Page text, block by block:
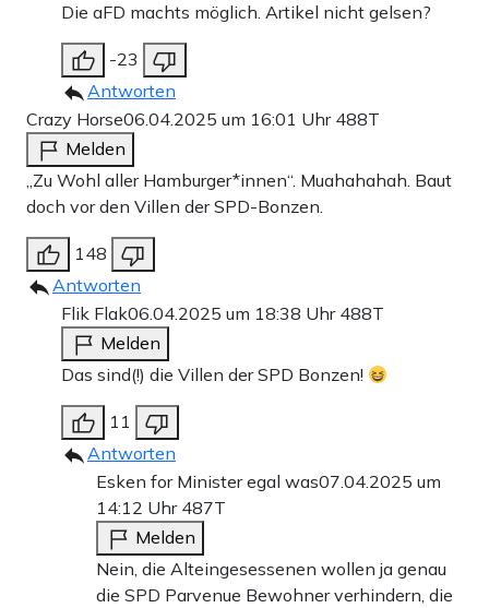
Die aFD machts möglich. Artikel nicht gelsen?
-23
Antworten
Crazy Horse06.04.2025 um 16:01 Uhr 488T
Melden
„Zu Wohl aller Hamburger*innen“. Muahahahah. Baut
doch vor den Villen der SPD-Bonzen.
148
Antworten
Flik Flak06.04.2025 um 18:38 Uhr 488T
Melden
Das sind(!) die Villen der SPD Bonzen!
11
Antworten
Esken for Minister egal was07.04.2025 um
14:12 Uhr 487T
Melden
Nein, die Alteingesessenen wollen ja genau
die SPD Parvenue Bewohner verhindern, die